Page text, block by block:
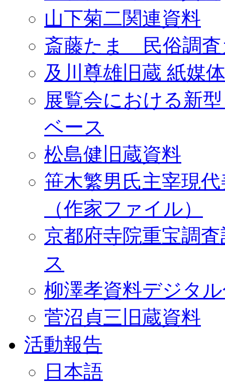
山下菊二関連資料
斎藤たま 民俗調査
及川尊雄旧蔵 紙媒
展覧会における新
ベース
松島健旧蔵資料
笹木繁男氏主宰現
（作家ファイル）
京都府寺院重宝調
ス
柳澤孝資料デジタ
菅沼貞三旧蔵資料
活動報告
日本語